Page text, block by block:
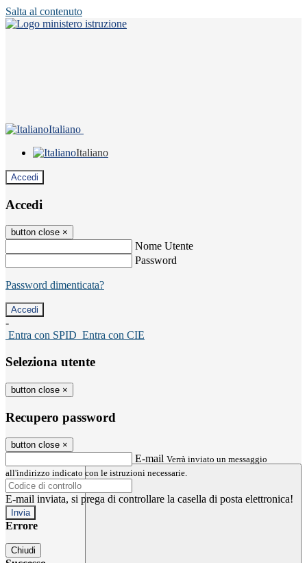
Salta al contenuto
Italiano
Italiano
Accedi
Accedi
button close ×
Nome Utente
Password
Password dimenticata?
-
Entra con SPID Entra con CIE
Seleziona utente
button close ×
Recupero password
button close ×
E-mail Verrà inviato un messaggio
all'indirizzo indicato con le istruzioni necessarie.
E-mail inviata, si prega di controllare la casella di posta elettronica!
Errore
Chiudi